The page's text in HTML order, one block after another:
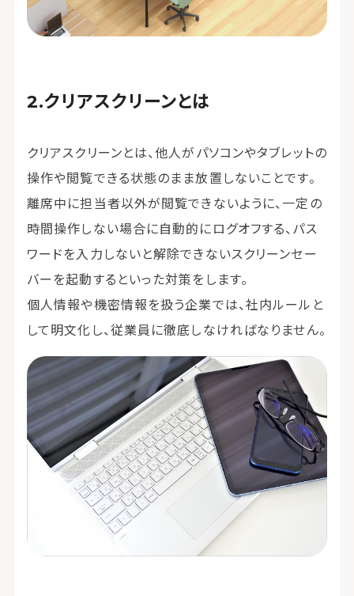
クリアスクリーンとは
クリアスクリーンとは、他人がパソコンやタブレットの
操作や閲覧できる状態のまま放置しないことです。
離席中に担当者以外が閲覧できないように、一定の
時間操作しない場合に自動的にログオフする、パス
ワードを入力しないと解除できないスクリーンセー
バーを起動するといった対策をします。
個人情報や機密情報を扱う企業では、社内ルールと
して明文化し、従業員に徹底しなければなりません。